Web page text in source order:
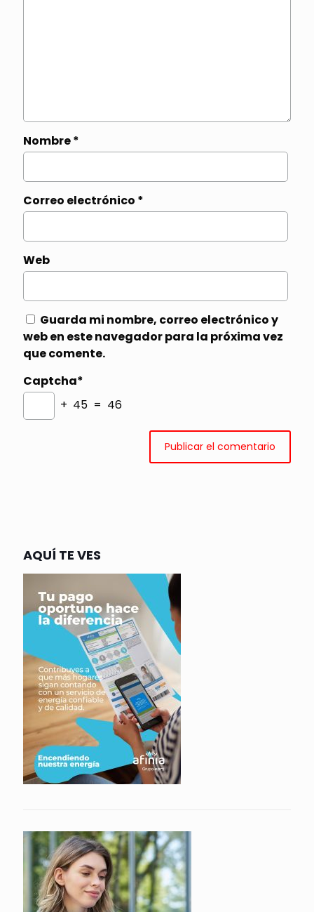
Nombre*
Correo electrónico *
Web
Guarda mi nombre, correo electrónico y
web en este navegador para la próxima vez
que comente.
Captcha*
+ 45 = 46
AQUÍ TE VES